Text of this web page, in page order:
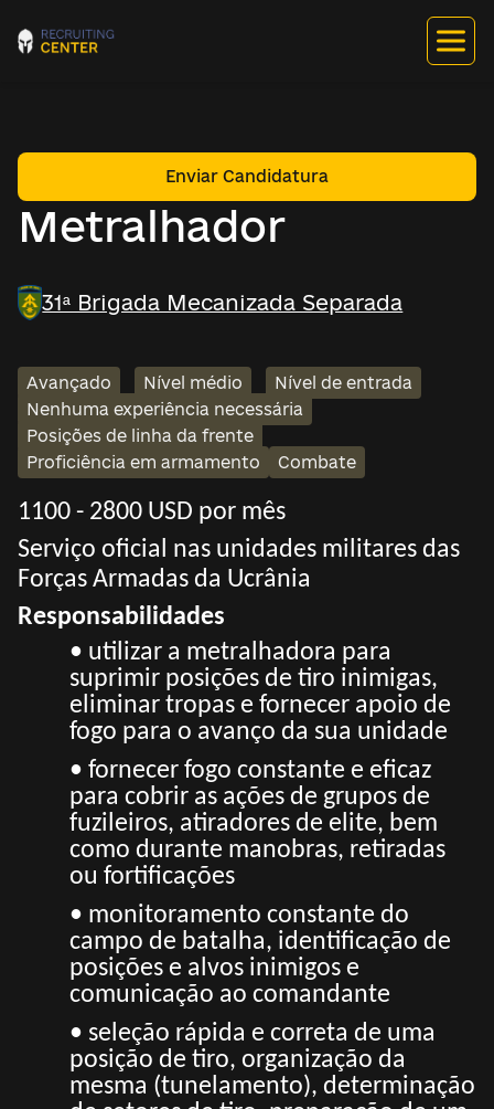
Metralhador
Enviar Candidatura
31ª Brigada Mecanizada Separada
Avançado Nível médio
Nível de entrada
Nenhuma experiência necessária
Posições de linha da frente
Proficiência em armamento
Combate
1100 - 2800 USD por mês
Serviço oficial nas unidades militares das
Forças Armadas da Ucrânia
Responsabilidades
• utilizar a metralhadora para
suprimir posições de tiro inimigas,
eliminar tropas e fornecer apoio de
fogo para o avanço da sua unidade
• fornecer fogo constante e eficaz
para cobrir as ações de grupos de
fuzileiros, atiradores de elite, bem
como durante manobras, retiradas
ou fortificações
• monitoramento constante do
campo de batalha, identificação de
posições e alvos inimigos e
comunicação ao comandante
• seleção rápida e correta de uma
posição de tiro, organização da
mesma (tunelamento), determinação